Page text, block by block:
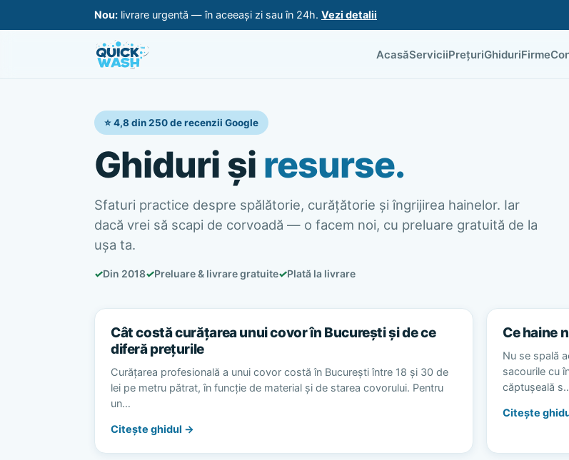
Nou: livrare urgentă — în aceeași zi sau în 24h. Vezi detalii
AcasăServiciiPrețuriGhiduriFirme
⭐ 4,8 din 250 de recenzii Google
Ghiduri și resurse.
Sfaturi practice despre spălătorie, curățătorie și îngrijirea hainelor. Iar
dacă vrei să scapi de corvoadă — o facem noi, cu preluare gratuită de la
ușa ta.
✓Din 2018✓Preluare & livrare gratuite✓Plată la livrare
Cât costă curățarea unui covor în București și de ce
diferă prețurile
Curățarea profesională a unui covor costă în București între 18 și 30 de
lei pe metru pătrat, în funcție de material și de starea covorului. Pentru
un…
Citește ghidul →
Ce haine
Nu se spală
sacourile cu
căptușeală
Citește